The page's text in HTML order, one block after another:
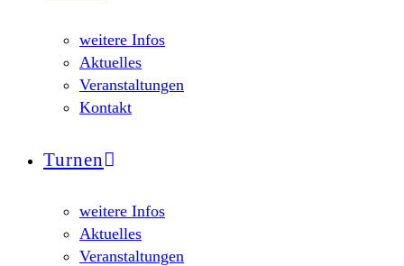
weitere Infos
Aktuelles
Veranstaltungen
Kontakt
Turnen
weitere Infos
Aktuelles
Veranstaltungen